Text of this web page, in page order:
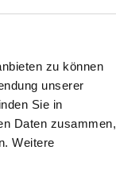
zu können
unserer
Sie in
Daten zusammen,
Weitere
das